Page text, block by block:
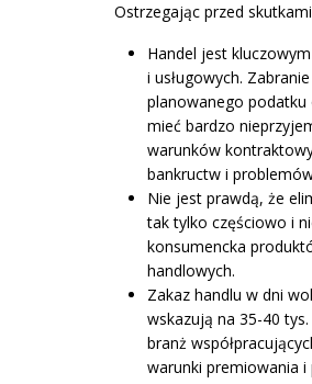
Ostrzegając przed
Handel jest
i usługowych.
planowanego
mieć bardzo
warunków
bankructw i
Nie jest prawdą, że
tak tylko częściowo i
konsumencka
handlowych.
Zakaz handlu w dni
wskazują na 35-40
branż
warunki premiowania